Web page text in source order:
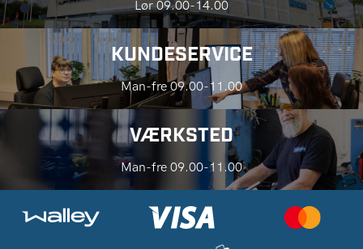
Lør 09.00-14.00
KUNDESERVICE
Man-fre 09.00-11.00
VÆRKSTED
Man-fre 09.00-11.00